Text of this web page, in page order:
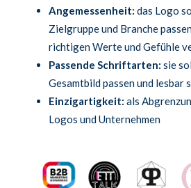
Angemessenheit: das Logo
Zielgruppe und Branche
richtigen Werte und Gefühle
Passende Schriftarten: sie
Gesamtbild passen und lesbar
Einzigartigkeit: als
Logos und Unternehmen